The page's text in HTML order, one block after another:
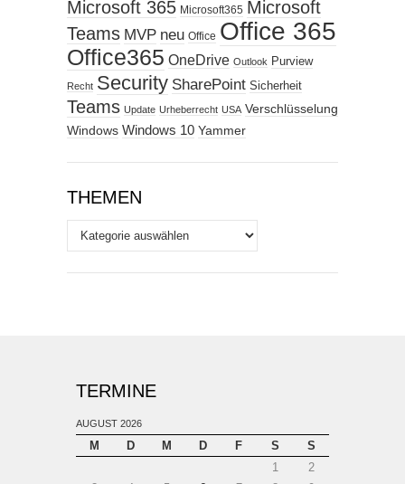
Microsoft 365 Microsoft365 Microsoft
Teams MVP neu Office Office 365
Office365 OneDrive Outlook Purview
Recht Security SharePoint Sicherheit
Teams Update Urheberrecht USA Verschlüsselung
Windows Windows 10 Yammer
THEMEN
Themen
TERMINE
AUGUST 2026
M D M D F S
S
1
2